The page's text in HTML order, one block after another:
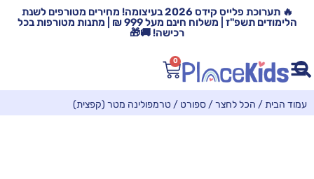
🔥 תערוכת פלייס קידס 2026 בעיצומה! מחירים מטורפים לשנת
הלימודים תשפ"ז | משלוח חינם מעל 999 ₪ | מתנות מטורפות בכל
רכישה! 🚚🎁
0
עמוד הבית/ הכל לחצר / ספורט / טרמפולינה מטר (קפצית)